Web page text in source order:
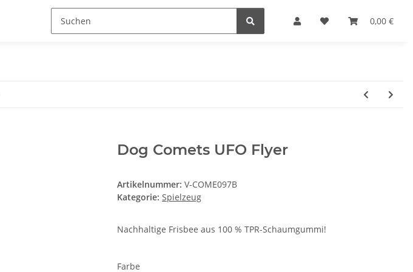
0,00 €
Dog Comets UFO Flyer
Artikelnummer: V-COME097B
Kategorie: Spielzeug
Nachhaltige Frisbee aus 100 % TPR-Schaumgummi!
Farbe